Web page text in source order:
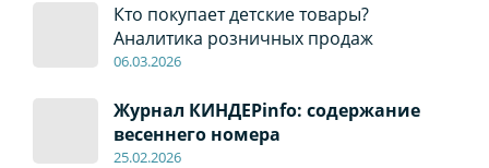
Кто покупает детские товары?
Аналитика розничных продаж
06.03.2026
Журнал КИНДЕРinfo: содержание
весеннего номера
25.02.2026